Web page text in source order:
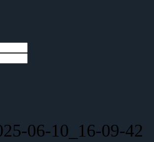
06-10_16-09-42